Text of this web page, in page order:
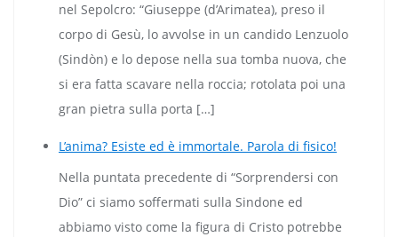
nel Sepolcro: “Giuseppe (d’Arimatea), preso il
corpo di Gesù, lo avvolse in un candido Lenzuolo
(Sindòn) e lo depose nella sua tomba nuova, che
si era fatta scavare nella roccia; rotolata poi una
gran pietra sulla porta […]
L’anima? Esiste ed è immortale. Parola di fisico!
Nella puntata precedente di “Sorprendersi con
Dio” ci siamo soffermati sulla Sindone ed
abbiamo visto come la figura di Cristo potrebbe